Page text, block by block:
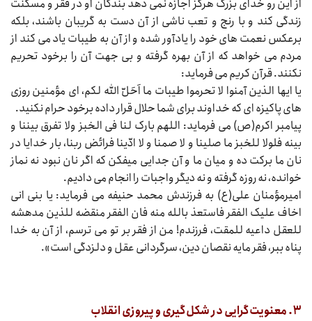
از این رو خدای بزرگ هرگز اجازه نمی‌‌‌ دهد بندگان او در فقر و مسکنت
زندگی کند و با رنج و تعب ناشی از آن دست به گریبان باشند، بلکه
برعکس نعمت‌‌‌ های خود را یادآور شده و از آن به طیبات یاد می‌‌‌ کند از
مردم می‌‌‌ خواهد که از آن بهره گرفته و بی‌‌‌ جهت آن را برخود تحریم
نکنند. قرآن کریم می‌‌‌ فرماید:
یا ایها الذین آمنوا لا تحرموا طیبات ما اَحَلّ الله لکم، ای مؤمنین روزی‌‌‌
های پاکیزه‌‌‌ ای که خداوند برای شما حلال قرار داده برخود حرام نکنید.
پیامبر اکرم(ص) می‌‌‌ فرماید: اللهم بارک لنا فی الخبز ولا تفرق بیننا و
بینه فلولا للخبز ما صلینا و لا صمنا و لا ادّینا فرائض ربنا، بار خدایا در
نان ما برکت ده و میان ما و آن جدایی میفکن که اگر نان نبود نه نماز
خوانده، نه روزه گرفته و نه دیگر واجبات را انجام می‌‌‌ دادیم.
امیرمؤمنان علی(ع) به فرزندش محمد حنیفه می‌‌‌ فرماید: یا بنی انی
اخاف علیک الفقر فاستعذ بالله منه فان الفقر منقضه للذین مدهشه
للعقل داعیه للمقت، فرزندم! من از فقر بر تو می‌‌‌ ترسم، از آن به خدا
پناه ببر، فقر مایه نقصان دین، سرگردانی عقل و دلزدگی است».
۳. معنویت‌گرایی در شکل‌گیری و پیروزی انقلاب